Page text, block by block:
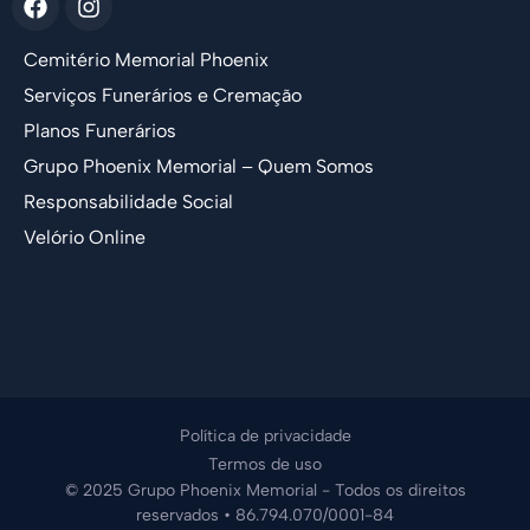
Cemitério Memorial Phoenix
Serviços Funerários e Cremação
Planos Funerários
Grupo Phoenix Memorial – Quem Somos
Responsabilidade Social
Velório Online
© 2025 Grupo Phoenix Memorial - Todos os direitos
reservados • 86.794.070/0001-84
Política de privacidade
Termos de uso